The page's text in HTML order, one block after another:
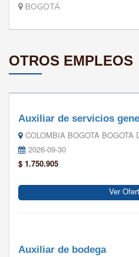
BOGOTÁ
OTROS EMPLEOS
Auxiliar de servicios
COLOMBIA BOGOTA BOGOTA
2026-09-30
$ 1.750.905
Ver
Auxiliar de bodega